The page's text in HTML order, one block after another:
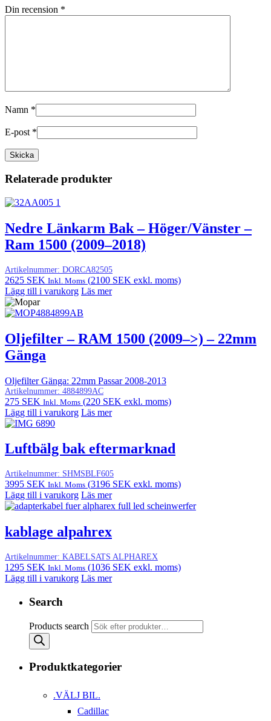
Din recension *
Namn *
E-post *
Relaterade produkter
Nedre Länkarm Bak – Höger/Vänster –
Ram 1500 (2009–2018)
Artikelnummer: DORCA82505
2625 SEK Inkl. Moms (2100 SEK exkl. moms)
Lägg till i varukorg Läs mer
Oljefilter – RAM 1500 (2009–>) – 22mm
Gänga
Oljefilter Gänga: 22mm Passar 2008-2013
Artikelnummer: 4884899AC
275 SEK Inkl. Moms (220 SEK exkl. moms)
Lägg till i varukorg Läs mer
Luftbälg bak eftermarknad
Artikelnummer: SHMSBLF605
3995 SEK Inkl. Moms (3196 SEK exkl. moms)
Lägg till i varukorg Läs mer
kablage alpahrex
Artikelnummer: KABELSATS ALPHAREX
1295 SEK Inkl. Moms (1036 SEK exkl. moms)
Lägg till i varukorg Läs mer
Search
Products search
Produktkategorier
.VÄLJ BIL.
Cadillac